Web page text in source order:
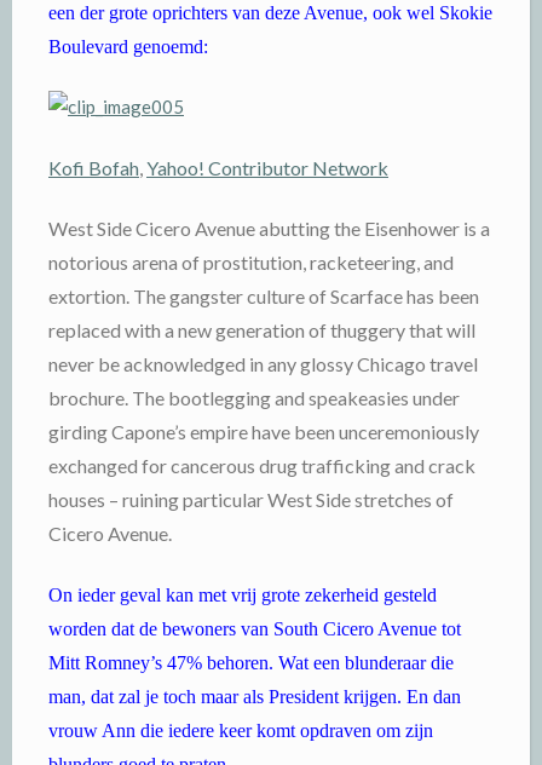
een der grote oprichters van deze Avenue, ook wel Skokie
Boulevard genoemd:
Kofi Bofah Yahoo! Contributor Network
West Side Cicero Avenue abutting the Eisenhower is a
notorious arena of prostitution, racketeering, and
extortion. The gangster culture of Scarface has been
replaced with a new generation of thuggery that will
never be acknowledged in any glossy Chicago travel
brochure. The bootlegging and speakeasies under
girding Capone’s empire have been unceremoniously
exchanged for cancerous drug trafficking and crack
houses – ruining particular West Side stretches of
Cicero Avenue.
On ieder geval kan met vrij grote zekerheid gesteld
worden dat de bewoners van South Cicero Avenue tot
Mitt Romney’s 47% behoren. Wat een blunderaar die
man, dat zal je toch maar als President krijgen. En dan
vrouw Ann die iedere keer komt opdraven om zijn